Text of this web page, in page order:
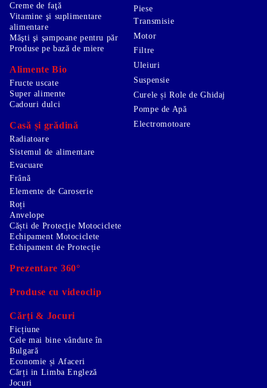
Creme de faţă
Vitamine şi suplimentare
alimentare
Măşti şi şampoane pentru păr
Produse pe bază de miere
Alimente Bio
Fructe uscate
Super alimente
Cadouri dulci
Casă și grădină
Piese
Transmisie
Motor
Filtre
Uleiuri
Suspensie
Curele și Role de Ghidaj
Pompe de Apă
Electromotoare
Radiatoare
Sistemul de alimentare
Evacuare
Frână
Elemente de Caroserie
Roți
Anvelope
Căști de Protecție Motociclete
Echipament Motociclete
Echipament de Protecție
Prezentare 360°
Produse cu videoclip
Cărți & Jocuri
Ficțiune
Cele mai bine vândute în
Bulgară
Economie și Afaceri
Cărți in Limba Engleză
Jocuri